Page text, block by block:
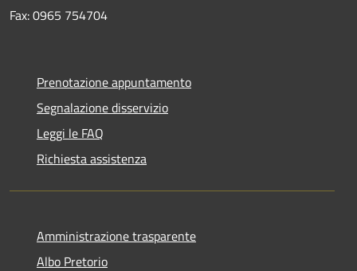
Fax: 0965 754704
Prenotazione appuntamento
Segnalazione disservizio
Leggi le FAQ
Richiesta assistenza
Amministrazione trasparente
Albo Pretorio